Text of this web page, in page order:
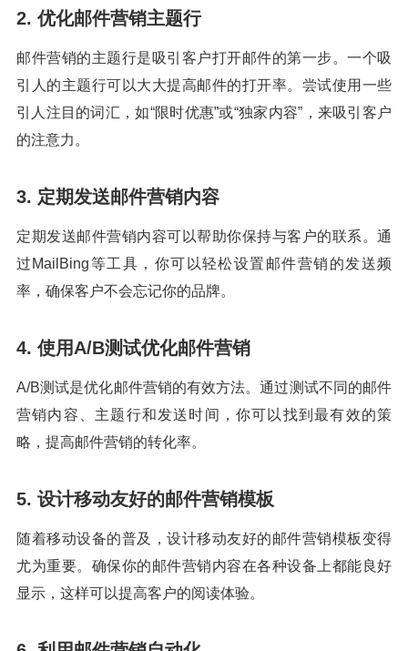
2. 优化邮件营销主题行
邮件营销的主题行是吸引客户打开邮件的第一步。一个吸
引人的主题行可以大大提高邮件的打开率。尝试使用一些
引人注目的词汇，如“限时优惠”或“独家内容”，来吸引客户
的注意力。
3. 定期发送邮件营销内容
定期发送邮件营销内容可以帮助你保持与客户的联系。通
过MailBing等工具，你可以轻松设置邮件营销的发送频
率，确保客户不会忘记你的品牌。
4. 使用A/B测试优化邮件营销
A/B测试是优化邮件营销的有效方法。通过测试不同的邮件
营销内容、主题行和发送时间，你可以找到最有效的策
略，提高邮件营销的转化率。
5. 设计移动友好的邮件营销模板
随着移动设备的普及，设计移动友好的邮件营销模板变得
尤为重要。确保你的邮件营销内容在各种设备上都能良好
显示，这样可以提高客户的阅读体验。